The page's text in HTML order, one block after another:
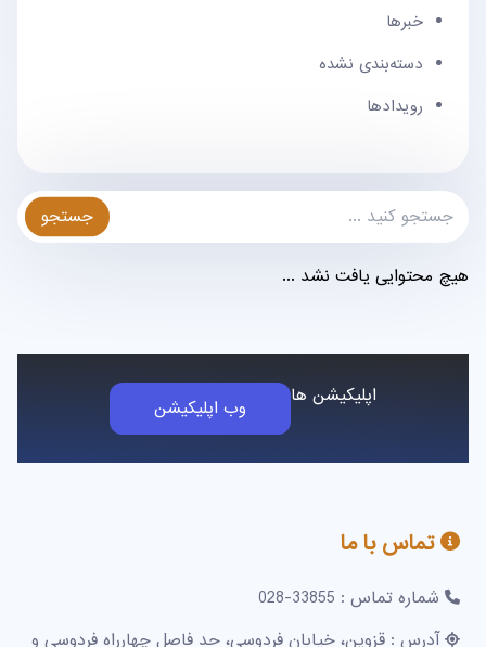
خبرها
دسته‌بندی نشده
رویدادها
جستجو
هیچ محتوایی یافت نشد ...
اپلیکیشن ها وب اپلیکیشن
تماس با ما
شماره تماس : 33855-028
آدرس : قزوین، خیابان فردوسی، حد فاصل چهارراه فردوسی و